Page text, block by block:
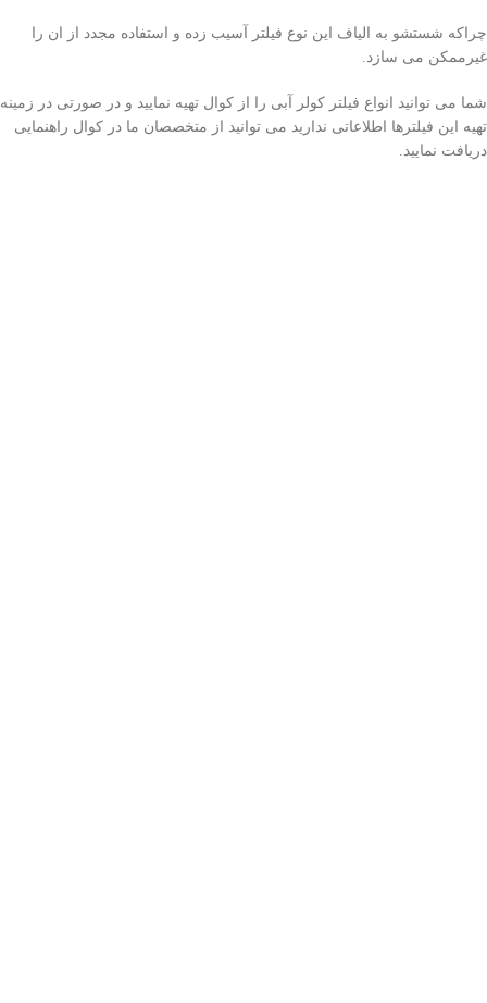
چراکه شستشو به الیاف این نوع فیلتر آسیب زده و استفاده مجدد از ان را
غیرممکن می سازد.
شما می توانید انواع فیلتر کولر آبی را از کوال تهیه نمایید و در صورتی در زمینه
تهیه این فیلترها اطلاعاتی ندارید می توانید از متخصصان ما در کوال راهنمایی
دریافت نمایید.